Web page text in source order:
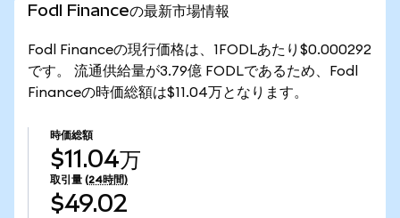
Fodl Financeの最新市場情報
Fodl Financeの現行価格は、1FODLあたり$0.000292
です。 流通供給量が3.79億 FODLであるため、Fodl
Financeの時価総額は$11.04万となります。
時価総額
$11.04万
取引量 (24時間)
$49.02